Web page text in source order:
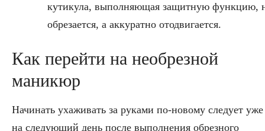
кутикула, выполняющая защитную функцию,
обрезается, а аккуратно отодвигается.
Как перейти на необрезной
маникюр
Начинать ухаживать за руками по-новому следует уже
на следующий день после выполнения обрезного